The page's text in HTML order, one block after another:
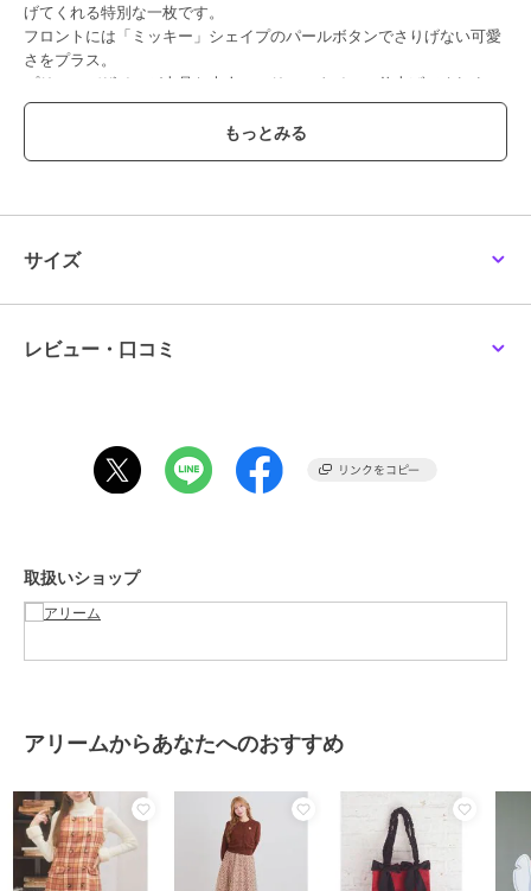
げてくれる特別な一枚です。
フロントには「ミッキー」シェイプのパールボタンでさりげない可愛
さをプラス。
プリーツデザインが上品な大人のマリンスタイルに仕上げてくれま
す。
ジャケットや、カーディガン合わせでがらりと雰囲気を変えたり、肌
寒い季節にはスウェットやセーターのインナーとしてもおすすめで
やわらかくしっかりしたポリエステル生地を使用しております。
リボンタイは外して、ワンピースとリボンは分けてそれぞれで洗って
アイロンはあて布使用し、ボタン部分、飾り部分にはアイロンをかけ
ないでください。
透け感[ややあり]
生地の厚さ[普通]
※モデル着用画像は、光の当たり具合で色味が違って見える場合がご
※お使いのモニター環境によって商品の色味が違って見える場合がご
ざいます。
サイズ
レビュー・口コミ
取扱いショップ
アリームからあなたへのおすすめ